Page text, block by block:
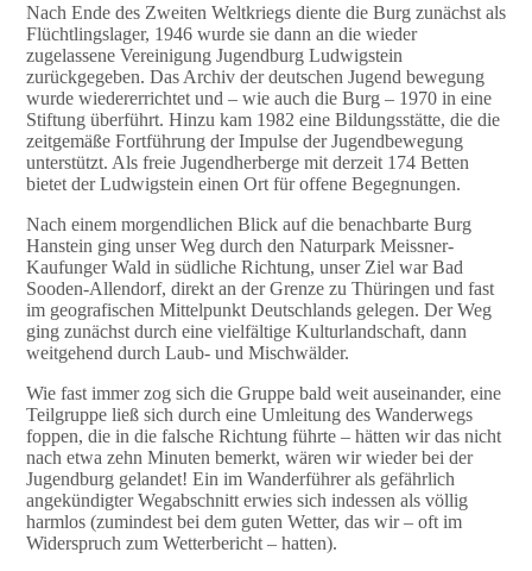
Nach Ende des Zweiten Weltkriegs diente die Burg zunächst als
Flüchtlingslager, 1946 wurde sie dann an die wieder
zugelassene Vereinigung Jugendburg Ludwigstein
zurückgegeben. Das Archiv der deutschen Jugend bewegung
wurde wiedererrichtet und – wie auch die Burg – 1970 in eine
Stiftung überführt. Hinzu kam 1982 eine Bildungsstätte, die die
zeitgemäße Fortführung der Impulse der Jugendbewegung
unterstützt. Als freie Jugendherberge mit derzeit 174 Betten
bietet der Ludwigstein einen Ort für offene Begegnungen.
Nach einem morgendlichen Blick auf die benachbarte Burg
Hanstein ging unser Weg durch den Naturpark Meissner-
Kaufunger Wald in südliche Richtung, unser Ziel war Bad
Sooden-Allendorf, direkt an der Grenze zu Thüringen und fast
im geografischen Mittelpunkt Deutschlands gelegen. Der Weg
ging zunächst durch eine vielfältige Kulturlandschaft, dann
weitgehend durch Laub- und Mischwälder.
Wie fast immer zog sich die Gruppe bald weit auseinander, eine
Teilgruppe ließ sich durch eine Umleitung des Wanderwegs
foppen, die in die falsche Richtung führte – hätten wir das nicht
nach etwa zehn Minuten bemerkt, wären wir wieder bei der
Jugendburg gelandet! Ein im Wanderführer als gefährlich
angekündigter Wegabschnitt erwies sich indessen als völlig
harmlos (zumindest bei dem guten Wetter, das wir – oft im
Widerspruch zum Wetterbericht – hatten).